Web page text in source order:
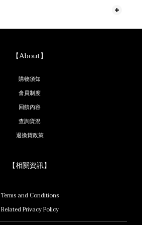
【About】
購物須知
會員制度
回饋內容
查詢貨況
退換貨政策
【相關資訊】
Terms and Conditions
Related Privacy Policy